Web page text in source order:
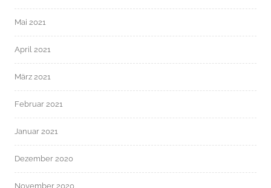
Mai 2021
April 2021
März 2021
Februar 2021
Januar 2021
Dezember 2020
November 2020